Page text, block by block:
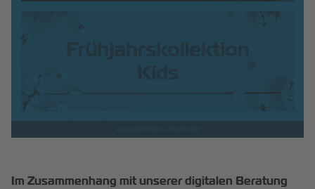
Im Zusammenhang mit unserer digitalen Beratung